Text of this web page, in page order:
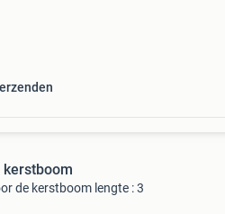
de kerstboom lengte : 3